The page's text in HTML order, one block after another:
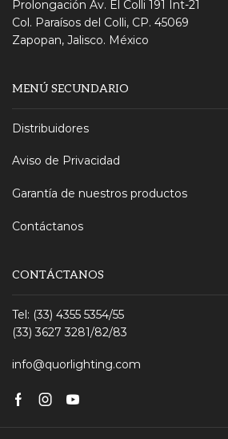
Prolongación Av. El Colli 191 Int-21
Col. Paraísos del Colli, CP. 45069
Zapopan, Jalisco. México
MENÚ SECUNDARIO
Distribuidores
Aviso de Privacidad
Garantía de nuestros productos
Contáctanos
CONTÁCTANOS
Tel: (33) 4355 5354/55
(33) 3627 3281/82/83
info@quorlighting.com
Facebook
Instagram
Youtube